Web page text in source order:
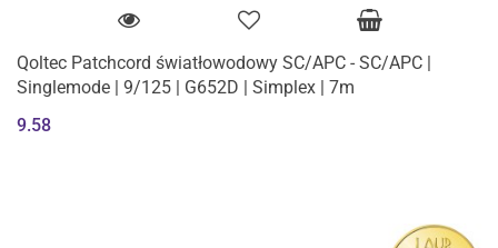
Qoltec Patchcord światłowodowy SC/APC - SC/APC |
Singlemode | 9/125 | G652D | Simplex | 7m
9.58